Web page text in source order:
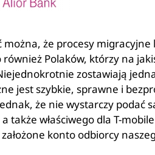
można, że procesy
Polaków, którzy na
zostawiają
jest szybkie, sprawne i
że nie wystarczy
właściwego dla T-
konto odbiorcy